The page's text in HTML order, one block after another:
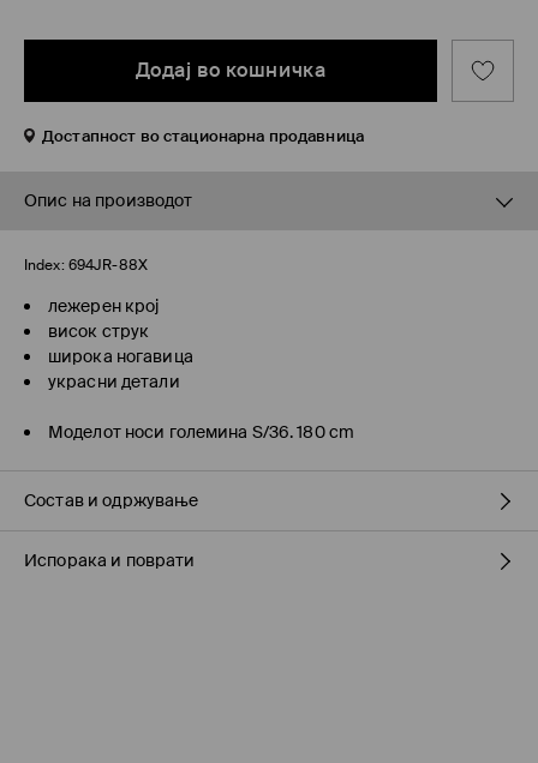
Додај во кошничка
Достапност во стационарна продавница
Опис на производот
Index: 694JR-88X
лежерен крој
висок струк
широка ногавица
украсни детали
Моделот носи големина S/36. 180 cm
Состав и одржување
ПРВА ТКАЕНИНА: 70% ВИСКОЗА, 30% ПОЛИЕСТЕР
Испорака и поврати